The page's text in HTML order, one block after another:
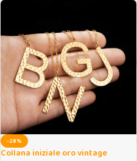
-28%
Collana iniziale oro vintage